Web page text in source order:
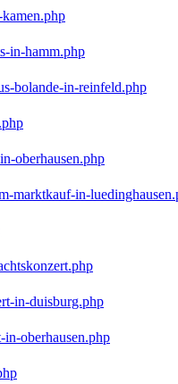
in-hamm.php
bolande-in-reinfeld.php
oberhausen.php
marktkauf-in-
in-duisburg.php
oberhausen.php